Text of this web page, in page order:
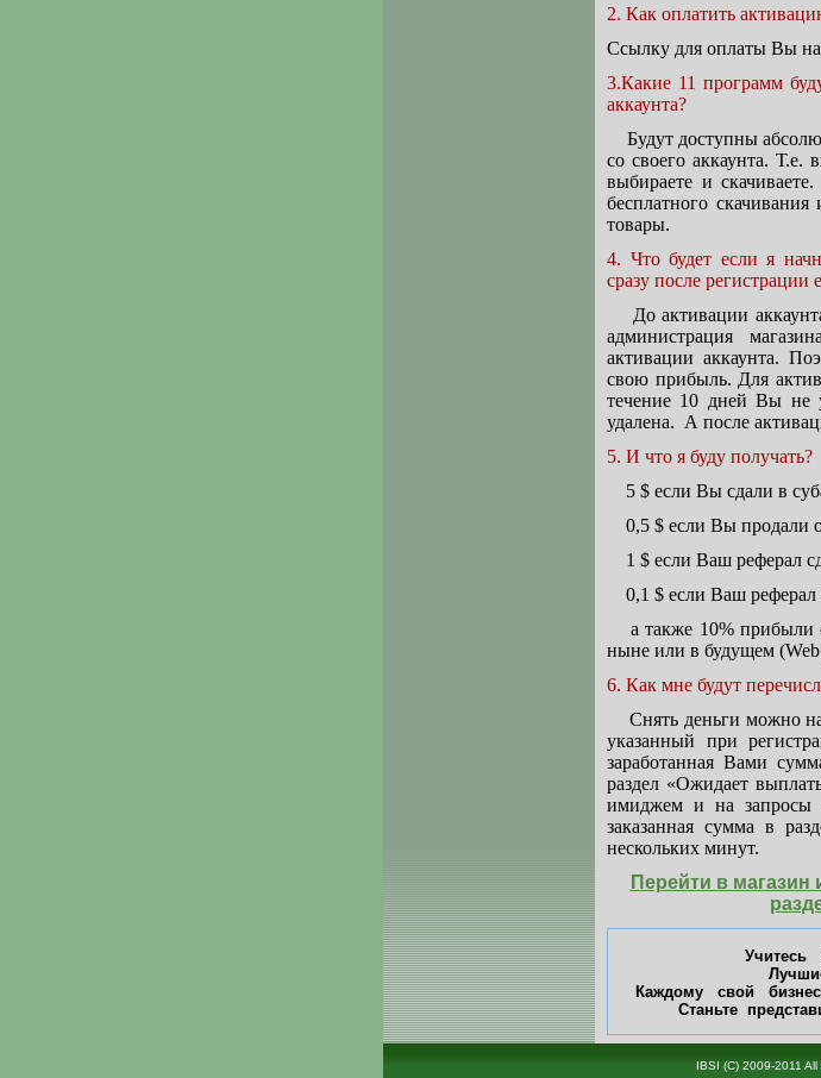
2. Как оплатить
Ссылку для оплаты Вы
3.Какие 11 программ
аккаунта?
Будут доступны
со своего аккаунта. Т.е.
выбираете и
бесплатного
товары.
4. Что будет если я
сразу после регистрации
До активации
администрация
активации аккаунта.
свою прибыль. Для
течение 10 дней Вы не
удалена. А после
5. И что я буду получать?
5 $ если Вы сдали в
0,5 $ если Вы продали
1 $ если Ваш реферал
0,1 $ если Ваш реферал
а также 10% прибыли
ныне или в будущем (Web
6. Как мне будут
Снять деньги можно
указанный при
заработанная Вами
раздел «Ожидает
имиджем и на запросы
заказанная сумма в
нескольких минут.
Перейти в магазин
Учитесь
Каждому свой
Станьте
IBSI (C) 2009-2011